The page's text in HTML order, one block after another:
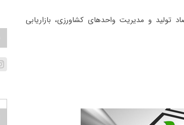
و مدیریت واحدهای کشاورزی، بازاریابی